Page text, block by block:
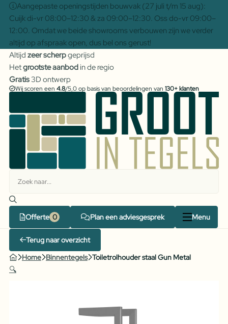
Aangepaste openingstijden bouwvak (27 juli t/m 15 aug):
Cuijk di-vr 08:00–12:30 & za 09:00–12:30. Oss do-vr 09:00–
12:00. Omdat we beide showrooms verbouwen zijn we verder
altijd op afspraak open, dus bel ons gerust!
Altijd zeer scherpgeprijsd
Hetgrootste aanbodin de regio
Gratis3D ontwerp
Wij scoren een 4.8/5,0 op basis van beoordelingen van 130+ klanten
Offerte Plan een adviesgesprek Menu
Terug naar overzicht
Home Binnentegels Toiletrolhouder staal Gun Metal
🔍